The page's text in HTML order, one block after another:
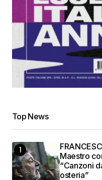
Top News
Maestro
“Canzoni
osteria”